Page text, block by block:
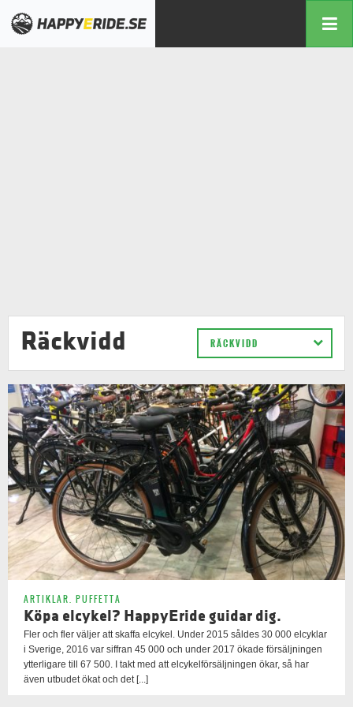
Räckvidd RÄCKVIDD
ARTIKLAR, PUFFETTA
Köpa elcykel? HappyEride guidar dig.
Fler och fler väljer att skaffa elcykel. Under 2015 såldes 30 000 elcyklar
i Sverige, 2016 var siffran 45 000 och under 2017 ökade försäljningen
ytterligare till 67 500. I takt med att elcykelförsäljningen ökar, så har
även utbudet ökat och det [...]